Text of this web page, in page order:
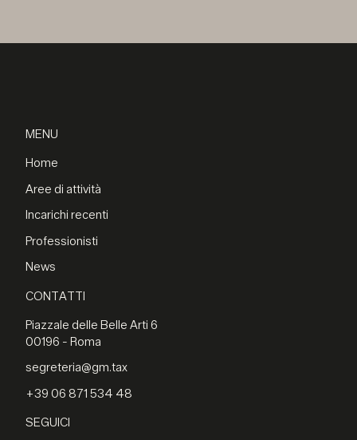
MENU
Home
Aree di attività
Incarichi recenti
Professionisti
News
CONTATTI
Piazzale delle Belle Arti 6
00196 - Roma
segreteria@gm.tax
+39 06 871 534 48
SEGUICI